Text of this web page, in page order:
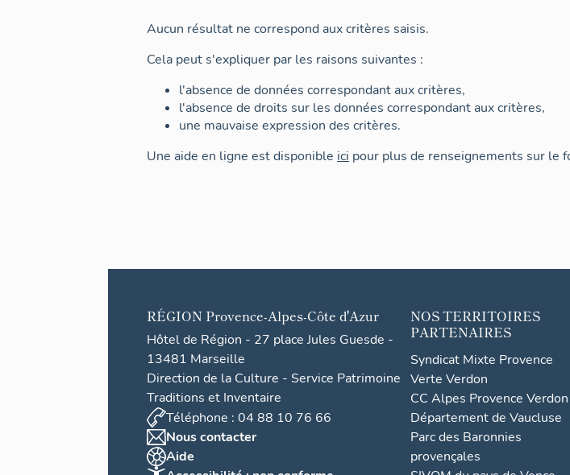
Aucun résultat ne correspond aux critères saisis.
Cela peut s'expliquer par les raisons suivantes :
l'absence de données correspondant aux critères,
l'absence de droits sur les données correspondant aux critères,
une mauvaise expression des critères.
Une aide en ligne est disponible ici pour plus de renseignements sur le
RÉGION Provence-Alpes-Côte d'Azur
Hôtel de Région - 27 place Jules Guesde -
13481 Marseille
Direction de la Culture - Service Patrimoine
Traditions et Inventaire
Téléphone : 04 88 10 76 66
Nous contacter
Aide
NOS TERRITOIRES
PARTENAIRES
Syndicat Mixte Provence
Verte Verdon
CC Alpes Provence Verdon
Département de Vaucluse
Parc des Baronnies
provençales